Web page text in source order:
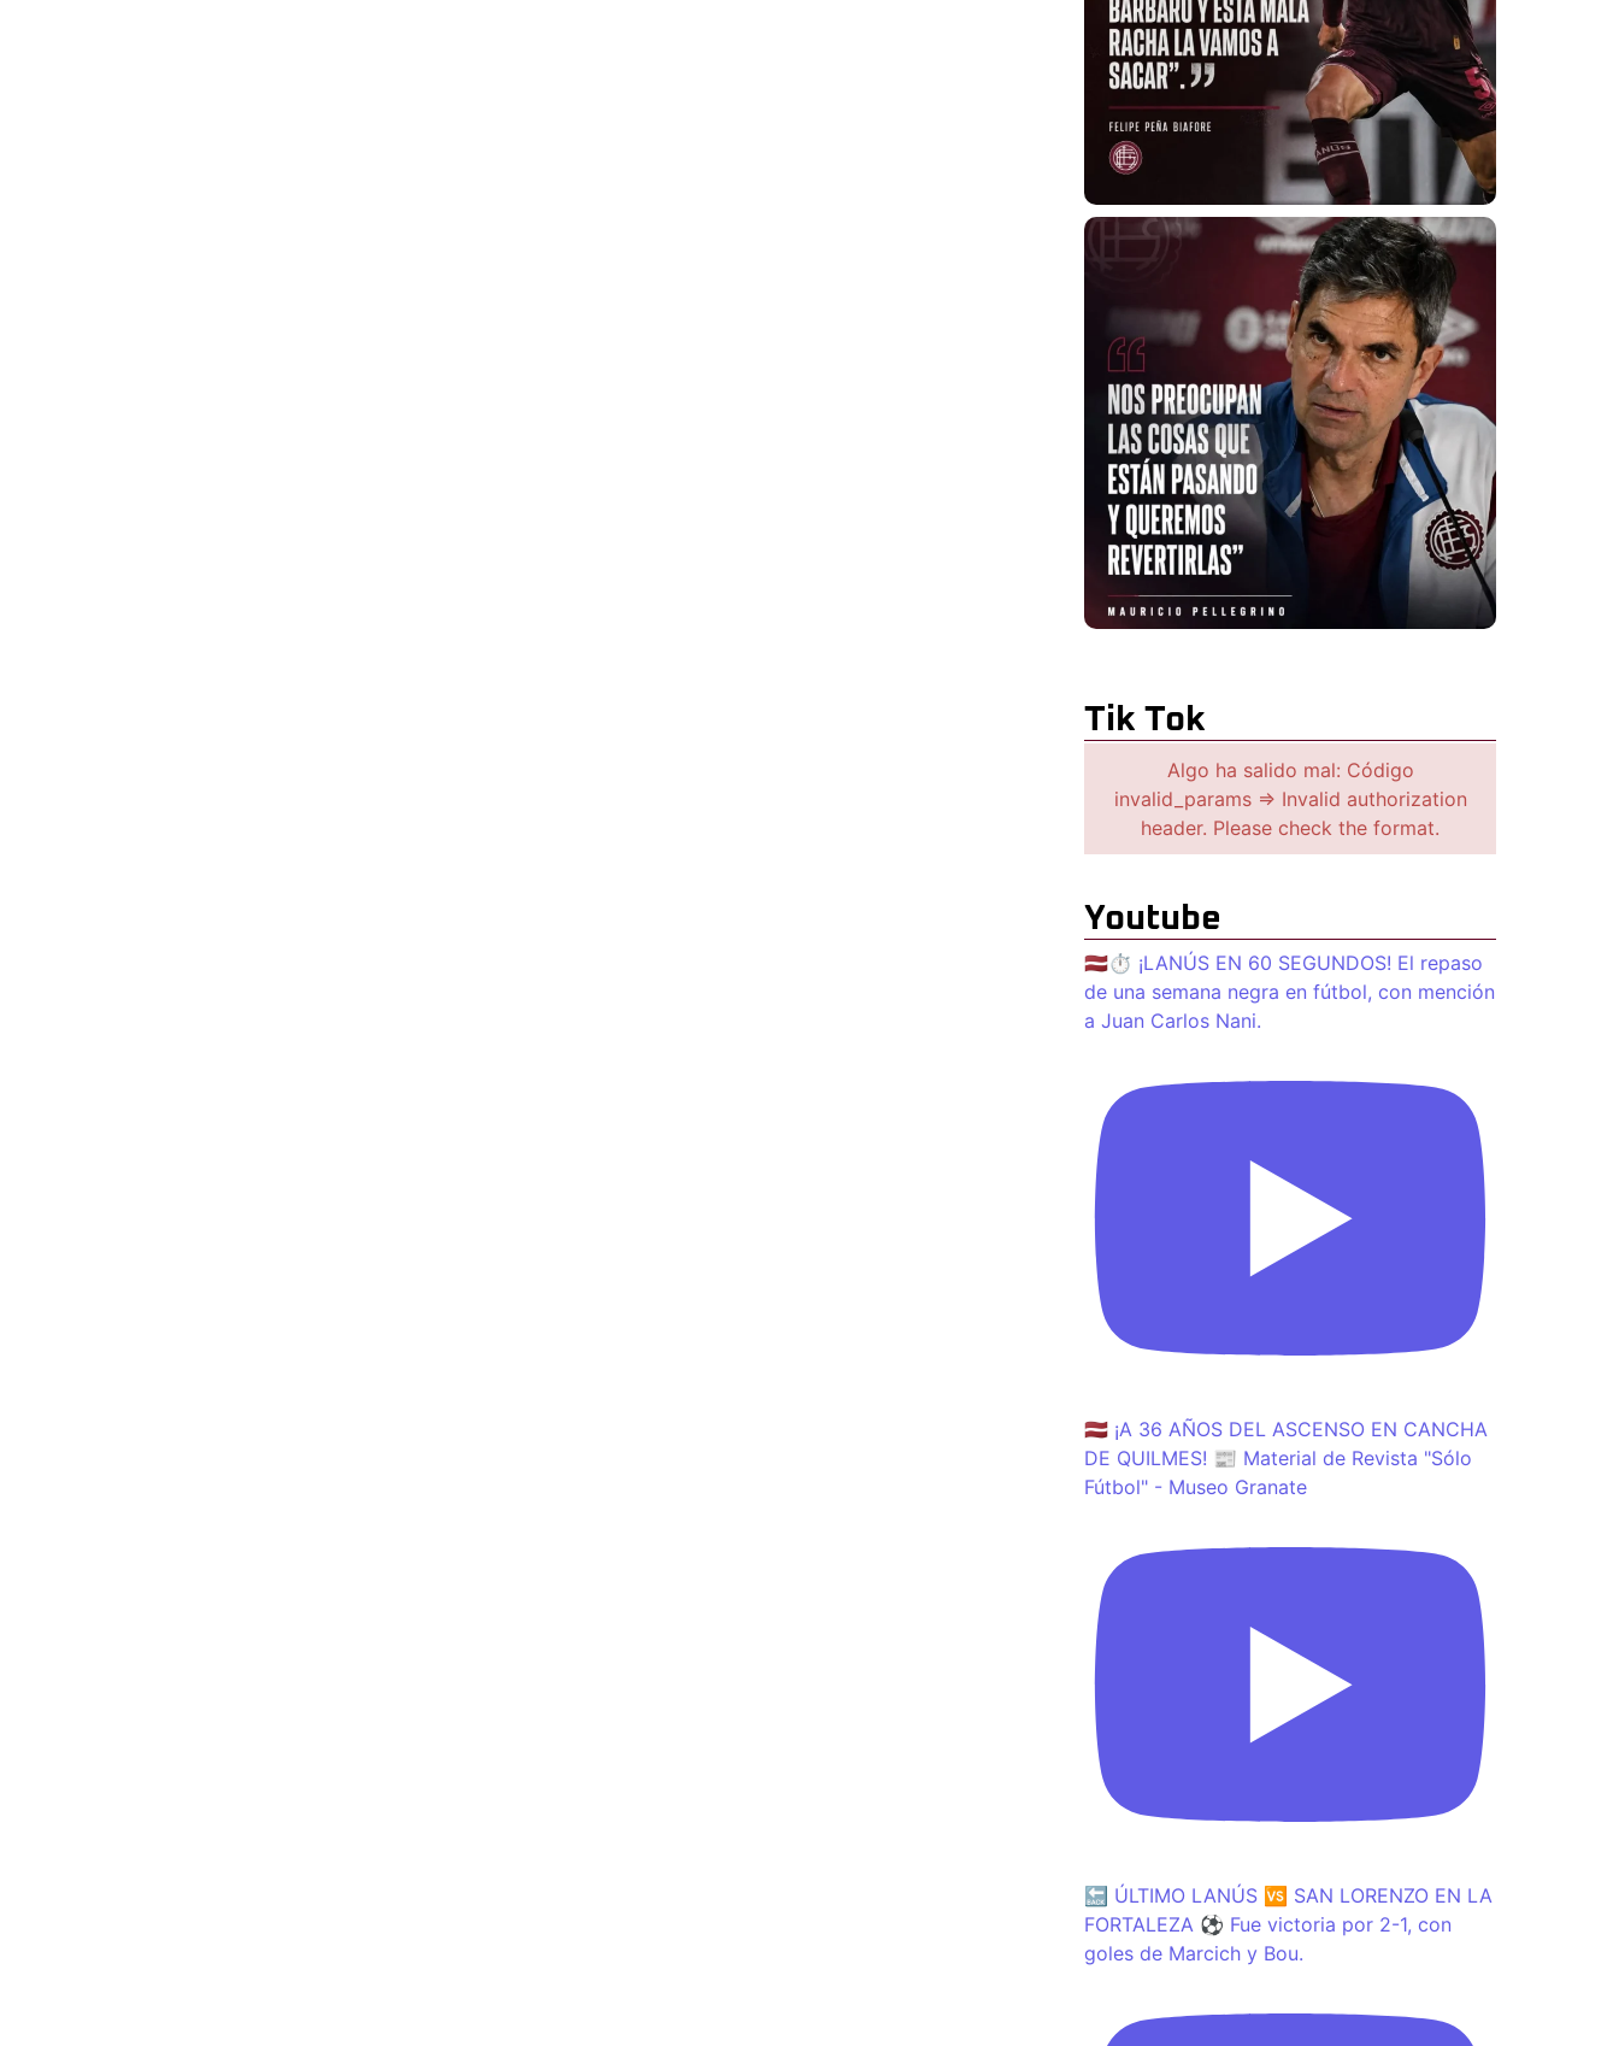
Tik Tok
Algo ha salido mal: Código
invalid_params => Invalid authorization
header. Please check the format.
Youtube
🇱🇻⏱️ ¡LANÚS EN 60 SEGUNDOS! El repaso
de una semana negra en fútbol, con mención
a Juan Carlos Nani.
🇱🇻 ¡A 36 AÑOS DEL ASCENSO EN CANCHA
DE QUILMES! 📰 Material de Revista "Sólo
Fútbol" - Museo Granate
🔙 ÚLTIMO LANÚS 🆚 SAN LORENZO EN LA
FORTALEZA ⚽️ Fue victoria por 2-1, con
goles de Marcich y Bou.